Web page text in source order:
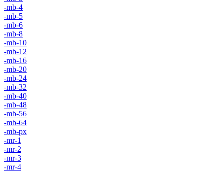
-mb-4
-mb-5
-mb-6
-mb-8
-mb-10
-mb-12
-mb-16
-mb-20
-mb-24
-mb-32
-mb-40
-mb-48
-mb-56
-mb-64
-mb-px
-mr-1
-mr-2
-mr-3
-mr-4